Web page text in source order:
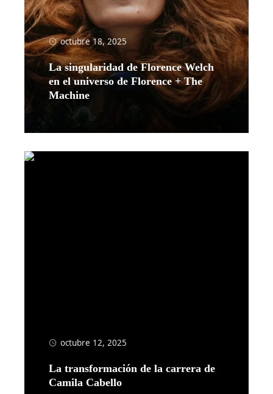
octubre 18, 2025
La singularidad de Florence Welch
en el universo de Florence + The
Machine
Leer más
octubre 12, 2025
La transformación de la carrera de
Camila Cabello